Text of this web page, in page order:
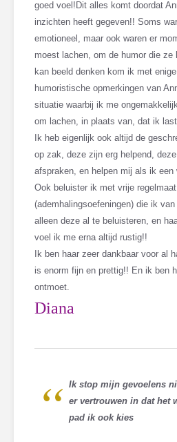
goed voel!Dit alles komt doordat
inzichten heeft gegeven!! Soms
emotioneel, maar ook waren er
moest lachen, om de humor die ze
kan beeld denken kom ik met
humoristische opmerkingen van
situatie waarbij ik me
om lachen, in plaats van, dat ik
Ik heb eigenlijk ook altijd de
op zak, deze zijn erg helpend,
afspraken, en helpen mij als ik een
Ook beluister ik met vrije
(ademhalingsoefeningen) die ik
alleen deze al te beluisteren, en
voel ik me erna altijd rustig!!
Ik ben haar zeer dankbaar voor al
is enorm fijn en prettig!! En ik ben
ontmoet.
Diana
Ik stop mijn gevoelens
er vertrouwen in dat het
pad ik ook kies